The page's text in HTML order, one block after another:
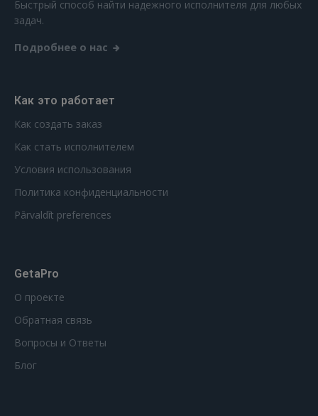
РЕГИСТРАЦИЯ
Быстрый способ найти надежного исполнителя для любых
задач.
Подробнее о нас
Как это работает
Как создать заказ
Как стать исполнителем
Условия использования
Политика конфиденциальности
Pārvaldīt preferences
GetaPro
О проекте
Обратная связь
Вопросы и Ответы
Блог